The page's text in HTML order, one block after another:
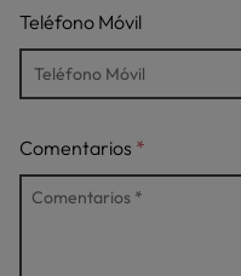
Teléfono Móvil
Comentarios